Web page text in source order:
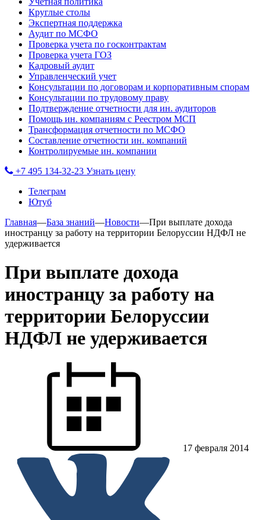
Круглые столы
Экспертная поддержка
Аудит по МСФО
Проверка учета по госконтрактам
Проверка учета ГОЗ
Кадровый аудит
Управленческий учет
Консультации по договорам и корпоративным спорам
Консультации по трудовому праву
Подтверждение отчетности для ин. аудиторов
Помощь ин. компаниям с Реестром МСП
Трансформация отчетности по МСФО
Составление отчетности ин. компаний
Контролируемые ин. компании
+7 495 134-32-23 Узнать цену
Телеграм
Ютуб
Главная—База знаний—Новости—При выплате дохода
иностранцу за работу на территории Белоруссии НДФЛ не
удерживается
При выплате дохода
иностранцу за работу на
территории Белоруссии
НДФЛ не удерживается
17 февраля 2014